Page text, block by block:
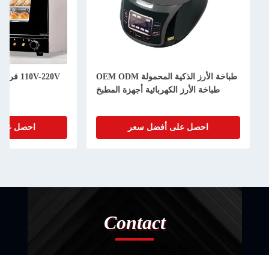
طباخة الأرز الذكية المحمولة OEM ODM
طباخة الأرز الكهربائية أجهزة المطبخ
احصل على أفضل سعر احصل
Contact